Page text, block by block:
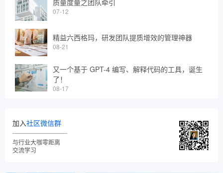
质量度量之团队牵引
07-12
精益六西格玛，研发团队提质增效的管理神器
08-21
又一个基于 GPT-4 编写、解释代码的工具，诞生
了！
08-17
加入社区微信群
与行业大咖零距离
交流学习